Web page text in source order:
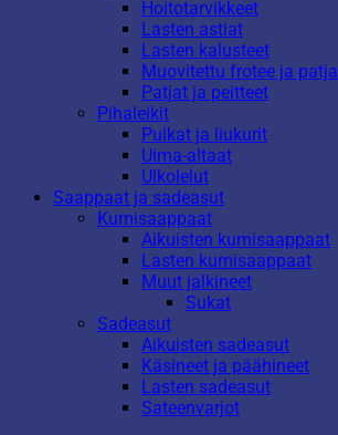
Hoitotarvikkeet
Lasten astiat
Lasten kalusteet
Muovitettu frotee ja
Patjat ja peitteet
Pihaleikit
Pulkat ja liukurit
Uima-altaat
Ulkolelut
Saappaat ja sadeasut
Kumisaappaat
Aikuisten kumisaappaat
Lasten kumisaappaat
Muut jalkineet
Sukat
Sadeasut
Aikuisten sadeasut
Käsineet ja päähineet
Lasten sadeasut
Sateenvarjot